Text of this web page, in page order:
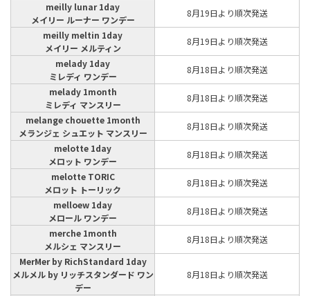
meilly lunar 1day
メイリー ルーナー ワンデー
8月19日より順次発送
meilly meltin 1day
メイリー メルティン
8月19日より順次発送
melady 1day
ミレディ ワンデー
8月18日より順次発送
melady 1month
ミレディ マンスリー
8月18日より順次発送
melange chouette 1month
メランジェ シュエット マンスリー
8月18日より順次発送
melotte 1day
メロット ワンデー
8月18日より順次発送
melotte TORIC
メロット トーリック
8月18日より順次発送
melloew 1day
メロール ワンデー
8月18日より順次発送
merche 1month
メルシェ マンスリー
8月18日より順次発送
MerMer by RichStandard 1day
メルメル by リッチスタンダード ワン
デー
8月18日より順次発送